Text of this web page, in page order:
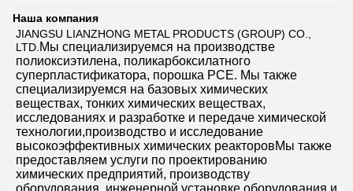
Наша компания
JIANGSU LIANZHONG METAL PRODUCTS (GROUP) CO.,
LTD.Мы специализируемся на производстве
полиоксиэтилена, поликарбоксилатного
суперпластификатора, порошка PCE. Мы также
специализируемся на базовых химических
веществах, тонких химических веществах,
исследованиях и разработке и передаче химической
технологии,производство и исследование
высокоэффективных химических реакторовМы также
предоставляем услуги по проектированию
химических предприятий, производству